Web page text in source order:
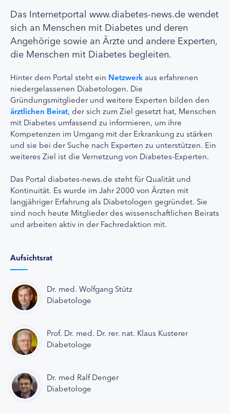
Das Internetportal www.diabetes-news.de wendet
sich an Menschen mit Diabetes und deren
Angehörige sowie an Ärzte und andere Experten,
die Menschen mit Diabetes begleiten.
Hinter dem Portal steht ein Netzwerk aus erfahrenen
niedergelassenen Diabetologen. Die
Gründungsmitglieder und weitere Experten bilden den
ärztlichen Beirat, der sich zum Ziel gesetzt hat, Menschen
mit Diabetes umfassend zu informieren, um ihre
Kompetenzen im Umgang mit der Erkrankung zu stärken
und sie bei der Suche nach Experten zu unterstützen. Ein
weiteres Ziel ist die Vernetzung von Diabetes-Experten.
Das Portal diabetes-news.de steht für Qualität und
Kontinuität. Es wurde im Jahr 2000 von Ärzten mit
langjähriger Erfahrung als Diabetologen gegründet. Sie
sind noch heute Mitglieder des wissenschaftlichen Beirats
und arbeiten aktiv in der Fachredaktion mit.
Aufsichtsrat
Dr. med. Wolfgang Stütz
Diabetologe
Prof. Dr. med. Dr. rer. nat. Klaus Kusterer
Diabetologe
Dr. med Ralf Denger
Diabetologe